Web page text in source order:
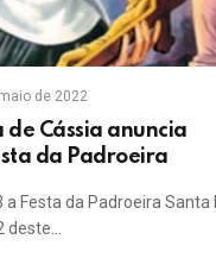
de 2022
de Cássia anuncia
da Padroeira
Festa da Padroeira Santa
deste…